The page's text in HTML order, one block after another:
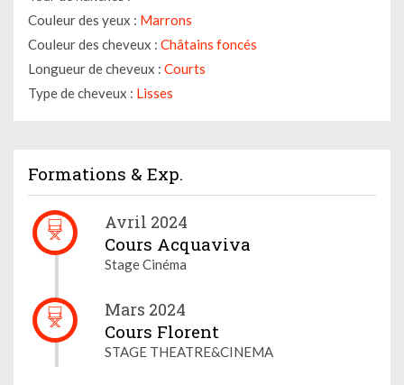
Couleur des yeux : Marrons
Couleur des cheveux : Châtains foncés
Longueur de cheveux : Courts
Type de cheveux : Lisses
Formations & Exp.
Avril 2024
Cours Acquaviva
Stage Cinéma
Mars 2024
Cours Florent
STAGE THEATRE&CINEMA